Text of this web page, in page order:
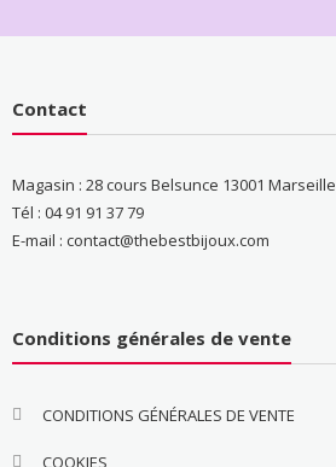
Contact
Magasin : 28 cours Belsunce 13001 Marseille
Tél : 04 91 91 37 79
E-mail : contact@thebestbijoux.com
Conditions générales de vente
CONDITIONS GÉNÉRALES DE VENTE
COOKIES